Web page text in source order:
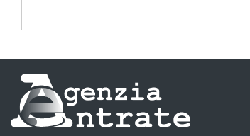
Informazioni
sul